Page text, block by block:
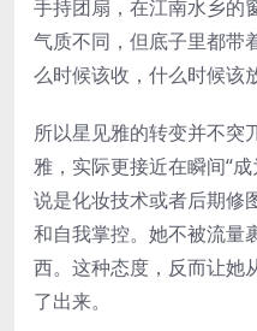
手持团扇，在江南水乡的
气质不同，但底子里都
么时候该收，什么时候该放
所以星见雅的转变并不突
雅，实际更接近在瞬间“
说是化妆技术或者后期修
和自我掌控。她不被流量
西。这种态度，反而让她
了出来。